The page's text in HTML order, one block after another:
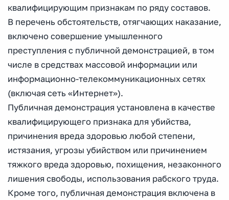
квалифицирующим признакам по ряду составов.
В перечень обстоятельств, отягчающих наказание,
включено совершение умышленного
преступления с публичной демонстрацией, в том
числе в средствах массовой информации или
информационно-телекоммуникационных сетях
(включая сеть «Интернет»).
Публичная демонстрация установлена в качестве
квалифицирующего признака для убийства,
причинения вреда здоровью любой степени,
истязания, угрозы убийством или причинением
тяжкого вреда здоровью, похищения, незаконного
лишения свободы, использования рабского труда.
Кроме того, публичная демонстрация включена в